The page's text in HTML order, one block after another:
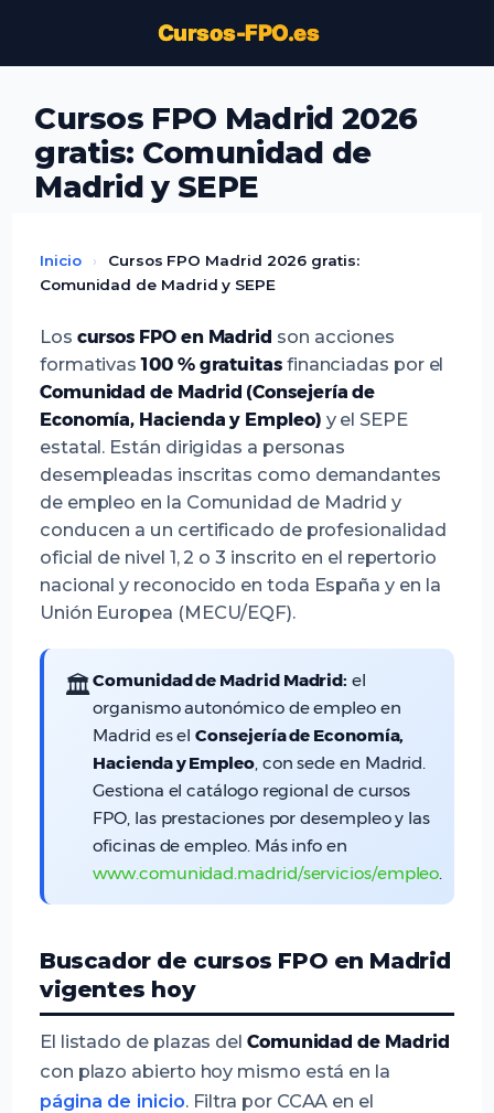
contenido
Cursos-FPO.es
Cursos FPO Madrid 2026
gratis: Comunidad de
Madrid y SEPE
Inicio ›
Cursos FPO Madrid 2026 gratis:
Comunidad de Madrid y SEPE
Los cursos FPO en Madrid son acciones
formativas100 % gratuitasfinanciadas por el
Comunidad de Madrid (Consejería de
Economía, Hacienda y Empleo) y el SEPE
estatal. Están dirigidas a personas
desempleadas inscritas como demandantes
de empleo en la Comunidad de Madrid y
conducen a un certificado de profesionalidad
oficial de nivel 1, 2 o 3 inscrito en el repertorio
nacional y reconocido en toda España y en la
Unión Europea (MECU/EQF).
🏛️Comunidad de Madrid Madrid: el
organismo autonómico de empleo en
Madrid es elConsejería de Economía,
Hacienda y Empleo, con sede en Madrid.
Gestiona el catálogo regional de cursos
FPO, las prestaciones por desempleo y las
oficinas de empleo. Más info en
www.comunidad.madrid/servicios/empleo.
Buscador de cursos FPO en Madrid
vigentes hoy
El listado de plazas del Comunidad de Madrid
con plazo abierto hoy mismo está en la
página de inicio. Filtra por CCAA en el